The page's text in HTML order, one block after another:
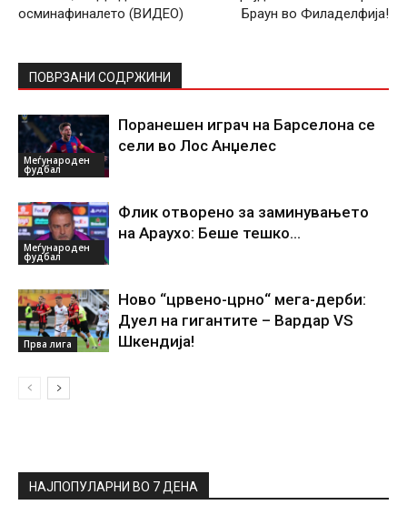
осминафиналето (ВИДЕО)
Браун во Филаделфија!
ПОВРЗАНИ СОДРЖИНИ
Меѓународен
фудбал
Поранешен играч на Барселона се
сели во Лос Анџелес
Меѓународен
фудбал
Флик отворено за заминувањето
на Араухо: Беше тешко…
Прва лига
Ново “црвено-црно“ мега-дерби:
Дуел на гигантите – Вардар VS
Шкендија!
НАЈПОПУЛАРНИ ВО 7 ДЕНА